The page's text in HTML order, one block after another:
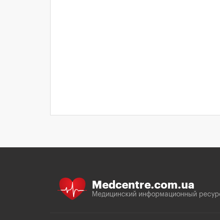
Medcentre.com.ua
Медицинский информационный